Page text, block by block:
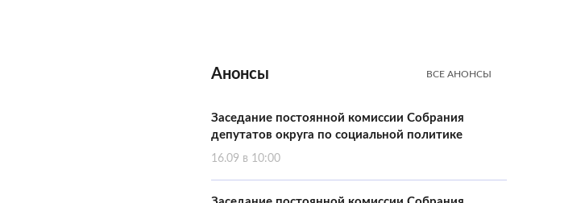
Анонсы ВСЕ АНОНСЫ
Заседание постоянной комиссии Собрания
депутатов округа по социальной политике
16.09 в 10:00